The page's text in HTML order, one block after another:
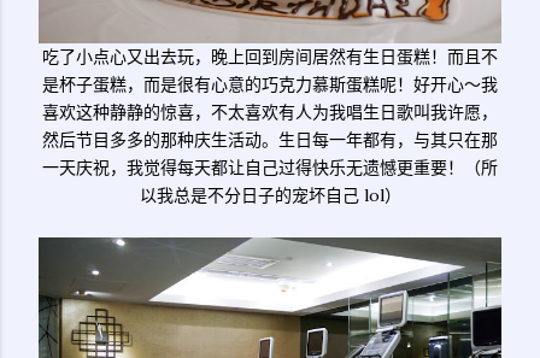
吃了小点心又出去玩，晚上回到房间居然有生日蛋糕！而且不
是杯子蛋糕，而是很有心意的巧克力慕斯蛋糕呢！好开心～我
喜欢这种静静的惊喜，不太喜欢有人为我唱生日歌叫我许愿，
然后节目多多的那种庆生活动。生日每一年都有，与其只在那
一天庆祝，我觉得每天都让自己过得快乐无遗憾更重要！（所
以我总是不分日子的宠坏自己 lol）